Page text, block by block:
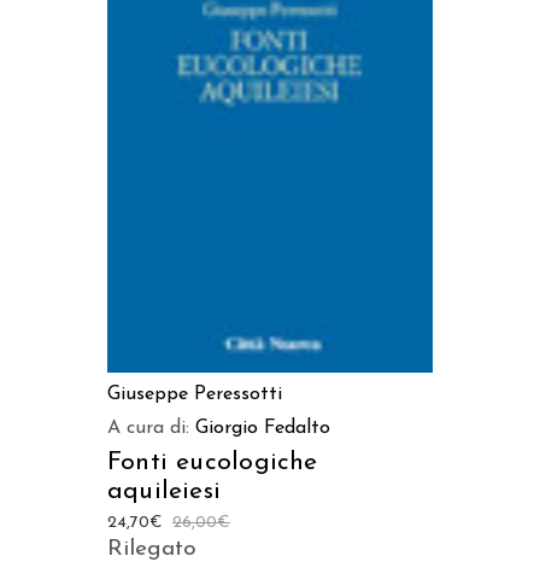
AGGIUNGI AL CARRELLO
Giuseppe Peressotti
A cura di: Giorgio Fedalto
Fonti eucologiche
aquileiesi
26,00€
24,70€
Rilegato